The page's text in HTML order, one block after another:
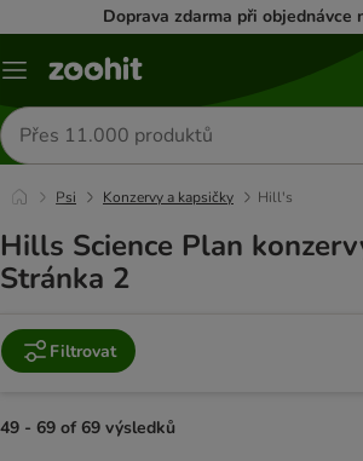
Doprava zdarma při objednávce
Menu
Hledat
produkty
Psi Konzervy a kapsičky Hill's
Hills Science Plan
Stránka 2
Filtrovat
49 - 69 of 69 výsledků